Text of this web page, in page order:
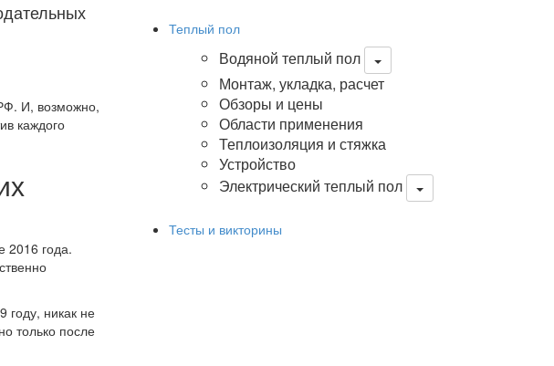
И, возможно,
каждого
2016 года.
году, никак не
только после
Теплый пол
Водяной теплый пол
Монтаж, укладка, расчет
Обзоры и цены
Области применения
Теплоизоляция и стяжка
Устройство
Электрический теплый пол
Тесты и викторины